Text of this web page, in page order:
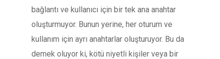
bağlantı ve kullanıcı için bir tek ana anahtar
oluşturmuyor. Bunun yerine, her oturum ve
kullanım için ayrı anahtarlar oluşturuyor. Bu da
demek oluyor ki, kötü niyetli kişiler veya bir